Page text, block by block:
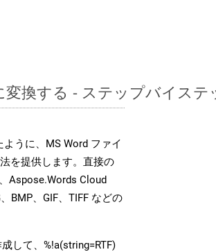
変換する - ステップバイス
うに、MS Word ファイ
を提供します。直接の
Aspose.Words Cloud
BMP、GIF、TIFF などの
して、%!a(string=RTF)